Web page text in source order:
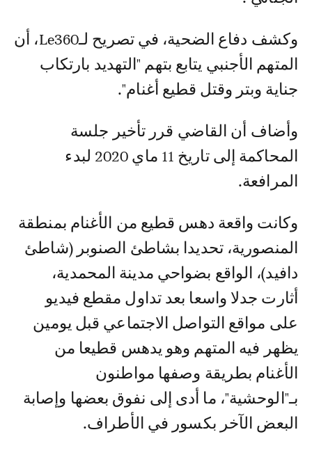
وكشف دفاع الضحية، في تصريح لـLe360، أن
المتهم الأجنبي يتابع بتهم "التهديد بارتكاب
جناية وبتر وقتل قطيع أغنام".
وأضاف أن القاضي قرر تأخير جلسة
المحاكمة إلى تاريخ 11 ماي 2020 لبدء
المرافعة.
وكانت واقعة دهس قطيع من الأغنام بمنطقة
المنصورية، تحديدا بشاطئ الصنوبر (شاطئ
دافيد)، الواقع بضواحي مدينة المحمدية،
أثارت جدلا واسعا بعد تداول مقطع فيديو
على مواقع التواصل الاجتماعي قبل يومين
يظهر فيه المتهم وهو يدهس قطيعا من
الأغنام بطريقة وصفها مواطنون
بـ"الوحشية"، ما أدى إلى نفوق بعضها وإصابة
البعض الآخر بكسور في الأطراف.